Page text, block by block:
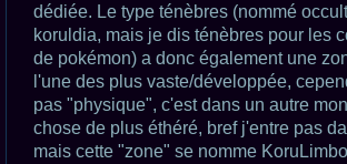
dédiée. Le type ténèbres (nommé
koruldia, mais je dis ténèbres pour les
de pokémon) a donc également une
l'une des plus vaste/développée,
pas "physique", c'est dans un autre
chose de plus éthéré, bref j'entre pas
mais cette "zone" se nomme